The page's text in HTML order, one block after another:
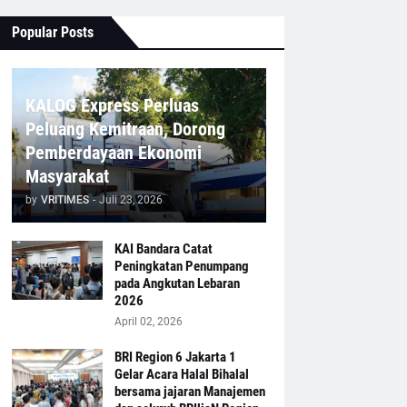
Popular Posts
KALOG Express Perluas
Peluang Kemitraan, Dorong
Pemberdayaan Ekonomi
Masyarakat
by VRITIMES - Juli 23, 2026
KAI Bandara Catat
Peningkatan Penumpang
pada Angkutan Lebaran
2026
April 02, 2026
BRI Region 6 Jakarta 1
Gelar Acara Halal Bihalal
bersama jajaran Manajemen